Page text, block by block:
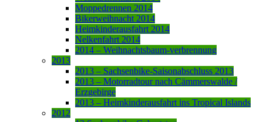
Moppedrennen 2014
Bikerweihnacht 2014
Heimkinderausfahrt 2014
Nelkenfahrt 2014
2014 – Weihnachtsbaum-verbrennung
2013
2013 – Sachsenbike-Saisonabschluss 2013
2013 – Motorradtour nach Cämmerswalde /
Erzgebirge
2013 – Heimkinderausfahrt ins Tropical Islands
2012